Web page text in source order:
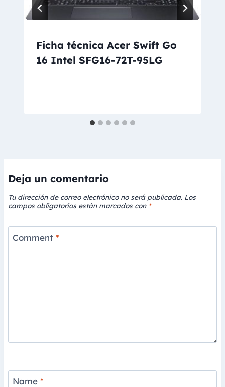
Ficha técnica Acer Swift Go
16 Intel SFG16-72T-95LG
Deja un comentario
Tu dirección de correo electrónico no será publicada. Los
campos obligatorios están marcados con *
Comment *
Name *